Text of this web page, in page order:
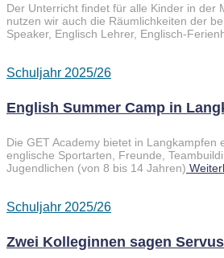
Der Unterricht findet für alle Kinder in der
nutzen wir auch die Räumlichkeiten der
Speaker, Englisch Lehrer, Englisch-
Schuljahr 2025/26
English Summer Camp in
Die GET Academy bietet in
englische Sportarten, Freunde,
Jugendlichen (von 8 bis 14 Jahren)
Schuljahr 2025/26
Zwei Kolleginnen sagen Servus